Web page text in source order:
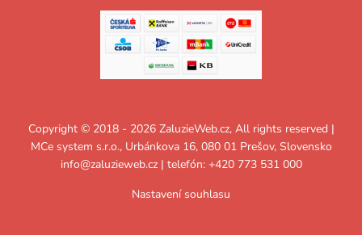
Copyright © 2018 - 2026 ZaluzieWeb.cz, All rights reserved |
MCe system s.r.o., Urbánkova 16, 080 01 Prešov, Slovensko
info@zaluzieweb.cz| telefón: +420 773 531 000
Nastavení souhlasu